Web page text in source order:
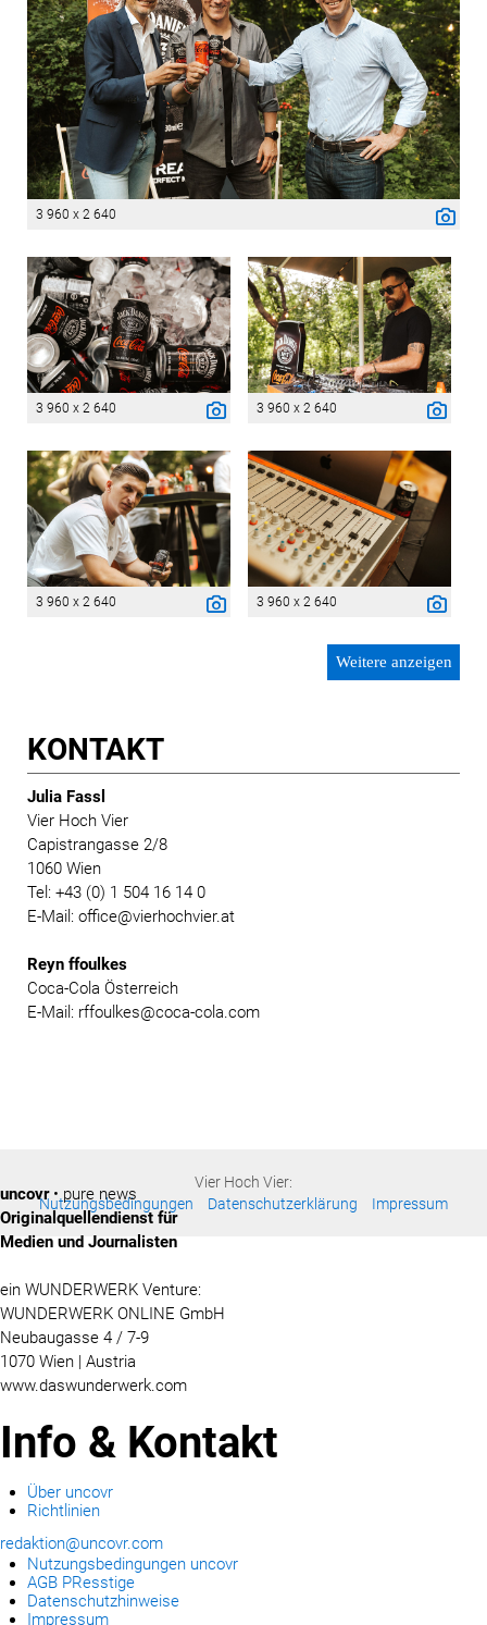
3 960 x 2 640
3 960 x 2 640 3 960 x 2 640
3 960 x 2 640 3 960 x 2 640
Weitere anzeigen
KONTAKT
Julia Fassl
Vier Hoch Vier
Capistrangasse 2/8
1060 Wien
Tel: +43 (0) 1 504 16 14 0
E-Mail: office@vierhochvier.at
Reyn ffoulkes
Coca-Cola Österreich
E-Mail: rffoulkes@coca-cola.com
Vier Hoch Vier:
Nutzungsbedingungen
Datenschutzerklärung Impressum
uncovr• pure news
Originalquellendienst für
Medien und Journalisten
ein WUNDERWERK Venture:
WUNDERWERK ONLINE GmbH
Neubaugasse 4 / 7-9
1070 Wien | Austria
www.daswunderwerk.com
Info & Kontakt
Über uncovr
Richtlinien
redaktion@uncovr.com
Nutzungsbedingungen uncovr
AGB PResstige
Datenschutzhinweise
Impressum